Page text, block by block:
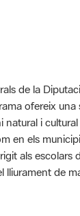
de la
ofereix
i
en els
als escolars
lliurament de